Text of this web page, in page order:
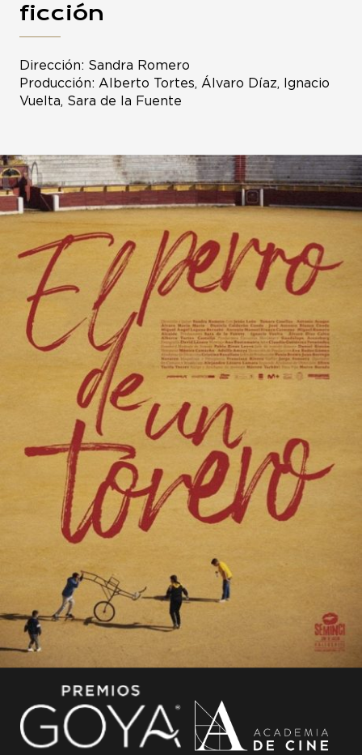
ficción
Dirección: Sandra Romero
Producción: Alberto Tortes, Álvaro Díaz, Ignacio
Vuelta, Sara de la Fuente